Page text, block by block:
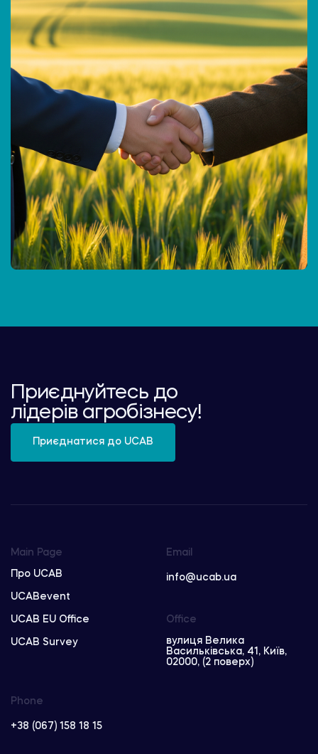
Приєднуйтесь до
лідерів агробізнесу!
Приєднатися до UCAB
Main Page
Про UCAB
UCABevent
UCAB EU Office
UCAB Survey
Email
info@ucab.ua
Phone
+38 (067) 158 18 15
Office
вулиця Велика
Васильківська, 41, Київ,
02000, (2 поверх)